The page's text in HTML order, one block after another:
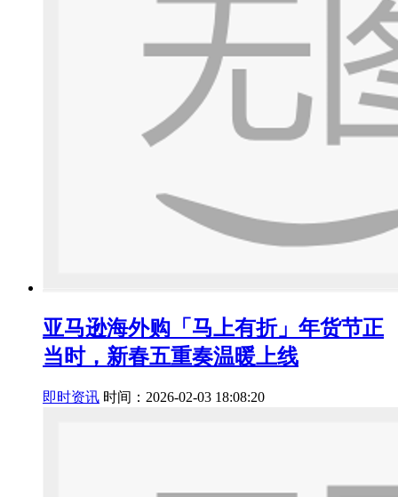
亚马逊海外购「马上有折」年货节正
当时，新春五重奏温暖上线
即时资讯 时间：2026-02-03 18:08:20